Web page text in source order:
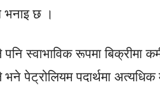
भनाइ छ ।
स्वाभाविक रूपमा बिक्रीमा
पेट्रोलियम पदार्थमा अत्यधिक